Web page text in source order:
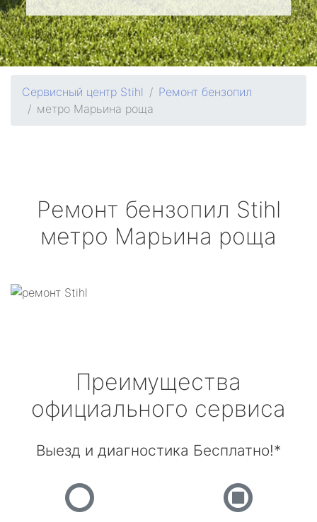
Сервисный центр Stihl
Ремонт бензопил
метро Марьина роща
Ремонт бензопил Stihl
метро Марьина роща
Преимущества
официального сервиса
Выезд и диагностика Бесплатно!*